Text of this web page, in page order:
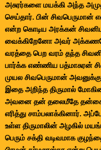
அசுரர்களை மயக்கி அந்த
செய்தார். பின் சிவபெருமான்
என்ற கொடிய அரக்கன்
வைக்கிறேனோ அவர்
வரத்தை பெற வரம் தந்த
பார்க்க எண்ணிய பத்மாசுரன்
முயல சிவபெருமான்
இதை அறிந்த திருமால்
அவனை தன் தலைமீதே
எரித்து சாம்பலாக்கினார்.
உள்ள திருமாலின் அழகில்
பெரும் சக்தி வடிவமாக